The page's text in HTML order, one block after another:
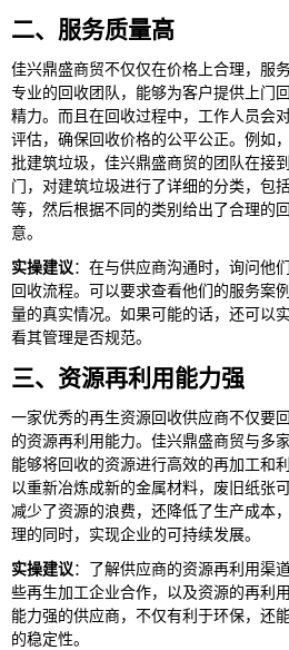
二、服务质量高
佳兴鼎盛商贸不仅仅在价格上合理，服
专业的回收团队，能够为客户提供上门
精力。而且在回收过程中，工作人员会
评估，确保回收价格的公平公正。例如
批建筑垃圾，佳兴鼎盛商贸的团队在接
门，对建筑垃圾进行了详细的分类，包
等，然后根据不同的类别给出了合理的
意。
实操建议：在与供应商沟通时，询问他
回收流程。可以要求查看他们的服务案
量的真实情况。如果可能的话，还可以
看其管理是否规范。
三、资源再利用能力强
一家优秀的再生资源回收供应商不仅要
的资源再利用能力。佳兴鼎盛商贸与多
能够将回收的资源进行高效的再加工和
以重新冶炼成新的金属材料，废旧纸张
减少了资源的浪费，还降低了生产成本
理的同时，实现企业的可持续发展。
实操建议：了解供应商的资源再利用渠
些再生加工企业合作，以及资源的再利
能力强的供应商，不仅有利于环保，还
的稳定性。